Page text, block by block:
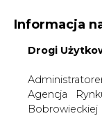
WYSOKI
Informacja
Drogi
Agencja